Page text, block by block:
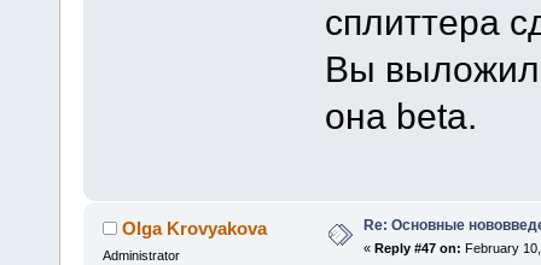
сплиттера
Вы
она beta.
Olga Krovyakova
Administrator
Re: Основные
« Reply #47 on: February